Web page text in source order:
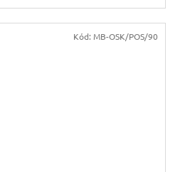
Kód: MB-OSK/POS/90